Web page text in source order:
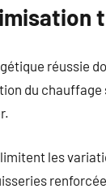
réussie
du
les